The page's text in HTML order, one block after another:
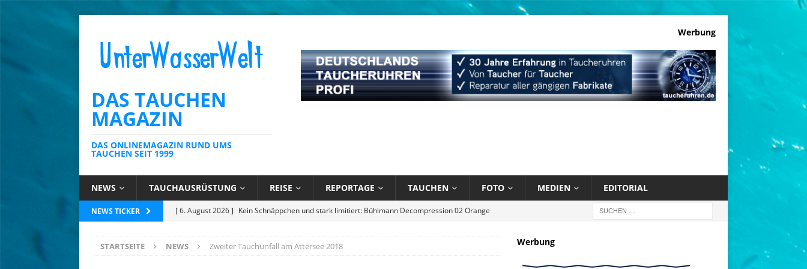
DAS TAUCHEN
MAGAZIN
DAS ONLINEMAGAZIN RUND UMS
TAUCHEN SEIT 1999
Werbung
NEWS TAUCHAUSRÜSTUNG REISE REPORTAGE TAUCHEN FOTO MEDIEN EDITORIAL
NEWS TICKER [ 6. August 2026 ] Die Karibik unter Wasser mit Sandals Resorts
NEWS
[ 3. August 2026 ] Ins Tiefe Blau – Was ich unter Wasser lernte
STARTSEITE NEWS Zweiter Tauchunfall am Attersee 2018 Werbung